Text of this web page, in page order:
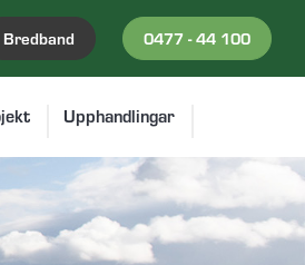
Bredband 0477 - 44 100
Upphandlingar